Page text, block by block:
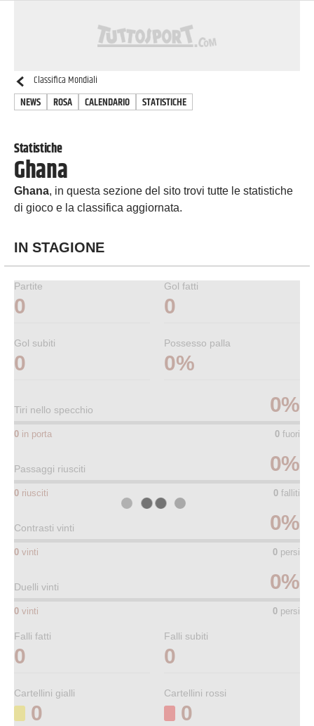
Classifica Mondiali
NEWS ROSA CALENDARIO STATISTICHE
Statistiche
Ghana
Ghana, in questa sezione del sito trovi tutte le statistiche
di gioco e la classifica aggiornata.
IN STAGIONE
Partite
0
Gol fatti
0
Gol subiti
0
Possesso palla
0%
Tiri nello specchio 0%
0 in porta 0 fuori
Passaggi riusciti 0%
0 riusciti 0 falliti
Contrasti vinti 0%
0 vinti 0 persi
Duelli vinti 0%
0 vinti 0 persi
Falli fatti
0
Falli subiti
0
Cartellini gialli
0
Cartellini rossi
0